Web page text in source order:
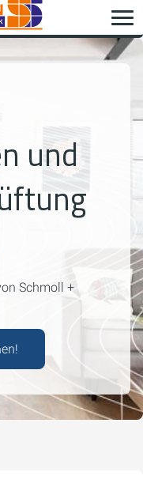
und
Schmoll +